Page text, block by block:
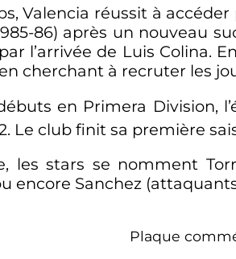
Valencia réussit à
86) après un nouveau
l’arrivée de Luis Colina.
cherchant à recruter les
en Primera Division,
Le club finit sa première
les stars se nomment
encore Sanchez
Plaque